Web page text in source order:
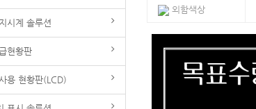
시계 솔루션
현황판
용 현황판(LCD)
외함색상